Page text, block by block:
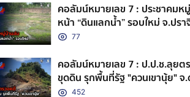
คอลัมน์หมายเลข 7 : ประชาคมห
หน้า “ดินแลกน้ำ” รอบใหม่ จ.ปร
77
คอลัมน์หมายเลข 7 : ป.ป.ช.ลุยต
ขุดดิน รุกพื้นที่รัฐ "ควนเขานุ้ย" จ
452